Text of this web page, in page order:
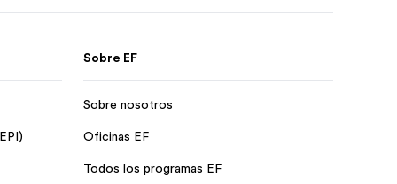
Sobre EF
Sobre nosotros
Oficinas EF
Todos los programas EF